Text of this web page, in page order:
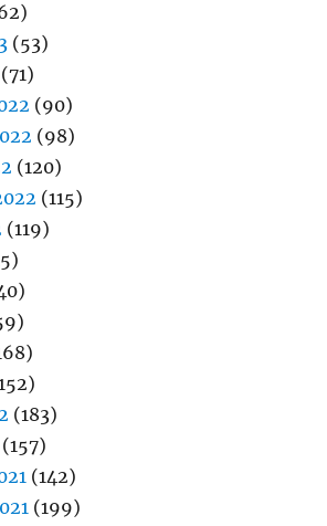
(53)
(71)
(90)
(98)
(120)
(115)
(119)
(183)
(157)
(142)
(199)